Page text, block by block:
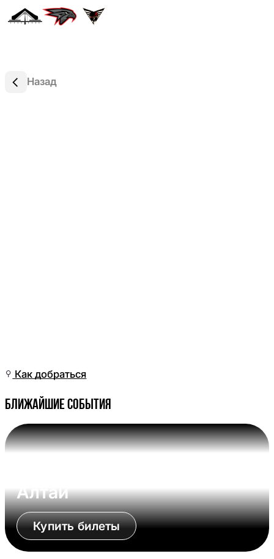
Назад
Как добраться
Ближайшие события
Алтай
Купить билеты